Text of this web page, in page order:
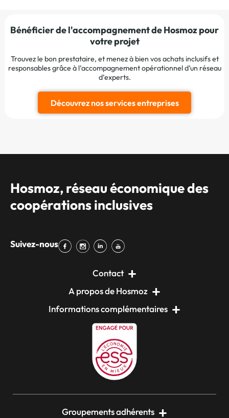
Bénéficier de l'accompagnement de Hosmoz pour
votre projet
Trouvez le bon prestataire, et menez à bien vos achats inclusifs et
responsables grâce à l’accompagnement opérationnel d’un réseau
d’experts.
Découvrez nos services entreprises
Hosmoz, réseau économique des
coopérations inclusives
Suivez-nous
Contact
A propos de Hosmoz
Informations complémentaires
Groupements adhérents